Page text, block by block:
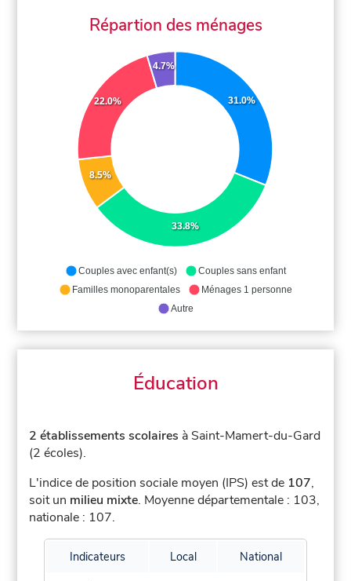
Répartion des ménages
31.0%
33.8%
8.5%
22.0%
4.7%
Couples avec enfant(s)
Couples sans enfant
Familles monoparentales
Ménages 1 personne
Autre
Éducation
2 établissements scolaires à Saint-Mamert-du-Gard
(2 écoles).
L'indice de position sociale moyen (IPS) est de 107,
soit un milieu mixte. Moyenne départementale : 103,
nationale : 107.
Indicateurs Local National